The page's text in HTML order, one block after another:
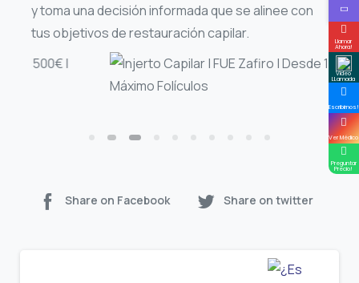
y toma una decisión informada que se alinee con
tus objetivos de restauración capilar.
Share on Facebook Share on twitter
Llamar
Ahora!
Video
LLamada
Escribirnos!
Ver Médico
Preguntar
Precio!